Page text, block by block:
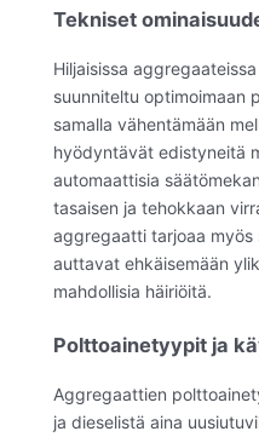
Tekniset
Hiljaisissa
suunniteltu optimoimaan
samalla vähentämään
hyödyntävät edistyneitä
automaattisia
tasaisen ja tehokkaan
aggregaatti tarjoaa myös
auttavat ehkäisemään
mahdollisia häiriöitä.
Polttoainetyypit ja
Aggregaattien
ja dieselistä aina